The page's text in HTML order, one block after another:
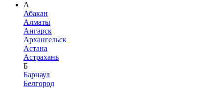
А
Абакан
Алматы
Ангарск
Архангельск
Астана
Астрахань
Б
Барнаул
Белгород